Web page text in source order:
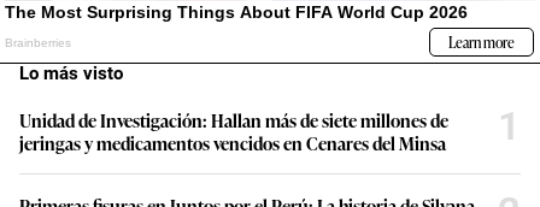
Lo más visto
Unidad de Investigación: Hallan más de siete millones de
jeringas y medicamentos vencidos en Cenares del Minsa
1